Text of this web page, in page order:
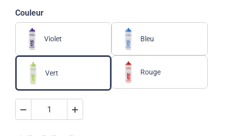
Couleur
Violet Bleu
Vert Rouge
 